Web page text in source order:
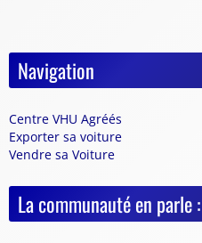
Navigation
Centre VHU Agréés
Exporter sa voiture
Vendre sa Voiture
La communauté en parle :